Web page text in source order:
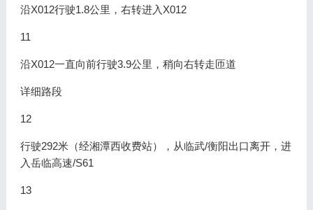
沿X012行驶1.8公里，右转进入X012
11
沿X012一直向前行驶3.9公里，稍向右转走匝道
详细路段
12
行驶292米（经湘潭西收费站），从临武/衡阳出口离开，进
入岳临高速/S61
13